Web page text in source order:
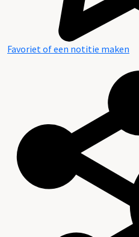
Favoriet of een notitie maken